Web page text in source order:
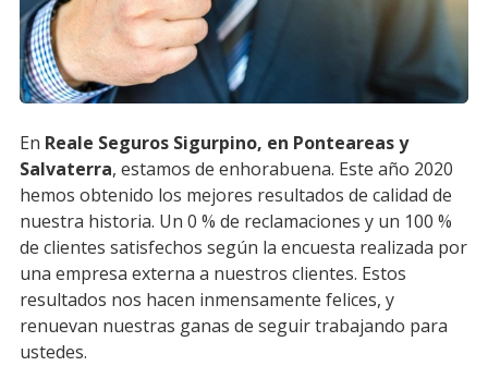
En Reale Seguros Sigurpino, en Ponteareas y
Salvaterra, estamos de enhorabuena. Este año 2020
hemos obtenido los mejores resultados de calidad de
nuestra historia. Un 0 % de reclamaciones y un 100 %
de clientes satisfechos según la encuesta realizada por
una empresa externa a nuestros clientes. Estos
resultados nos hacen inmensamente felices, y
renuevan nuestras ganas de seguir trabajando para
ustedes.